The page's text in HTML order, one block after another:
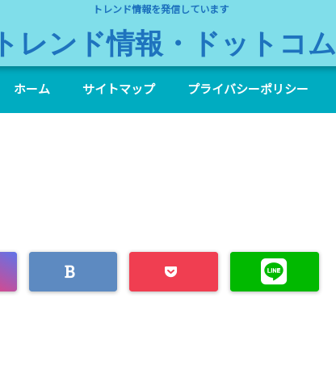
トレンド情報を発信しています
トレンド情報・ドットコム
ホーム サイトマップ プライバシーポリシー